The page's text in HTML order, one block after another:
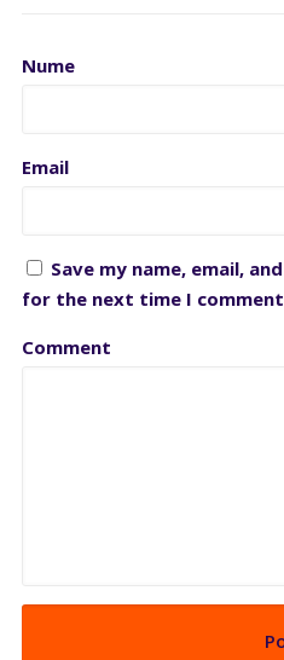
Nume
Email
Save my name, email,
for the next time I
Comment